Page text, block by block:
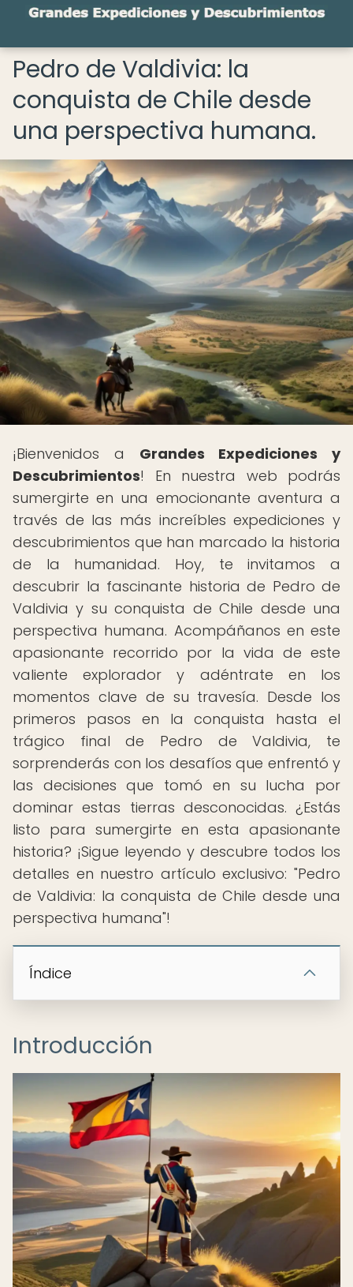
Pedro de Valdivia: la
conquista de Chile desde
una perspectiva humana.
¡Bienvenidos a Grandes Expediciones y
Descubrimientos! En nuestra web podrás
sumergirte en una emocionante aventura a
través de las más increíbles expediciones y
descubrimientos que han marcado la historia
de la humanidad. Hoy, te invitamos a
descubrir la fascinante historia de Pedro de
Valdivia y su conquista de Chile desde una
perspectiva humana. Acompáñanos en este
apasionante recorrido por la vida de este
valiente explorador y adéntrate en los
momentos clave de su travesía. Desde los
primeros pasos en la conquista hasta el
trágico final de Pedro de Valdivia, te
sorprenderás con los desafíos que enfrentó y
las decisiones que tomó en su lucha por
dominar estas tierras desconocidas. ¿Estás
listo para sumergirte en esta apasionante
historia? ¡Sigue leyendo y descubre todos los
detalles en nuestro artículo exclusivo: "Pedro
de Valdivia: la conquista de Chile desde una
perspectiva humana"!
Índice
Introducción